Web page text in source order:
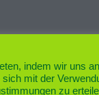
Das
indem wir uns
mit der
zu